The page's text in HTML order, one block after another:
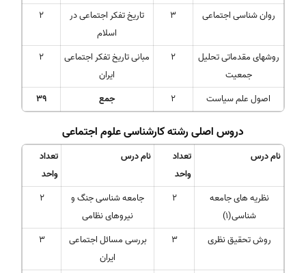
روان شناسی اجتماعی
3
تاریخ تفکر اجتماعی در
اسلام
2
روشهای مقدماتی تحلیل
جمعیت
2
مبانی تاریخ تفکر اجتماعی
ایران
2
اصول علم سیاست 2 جمع 39
دروس اصلی رشته کارشناسی علوم اجتماعی
نام درس
تعداد
واحد
نام درس
تعداد
واحد
نظریه های جامعه
شناسی(1)
2
جامعه شناسی جنگ و
نیروهای نظامی
2
روش تحقیق نظری 3
بررسی مسائل اجتماعی
ایران
3